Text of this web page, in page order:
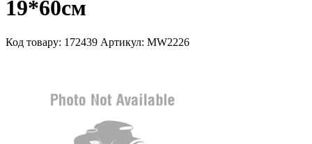
19*60см
Код товару: 172439 Артикул: MW2226